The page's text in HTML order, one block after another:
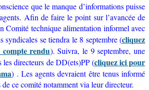
que le manque d’informations puisse
Afin de faire le point sur l’avancée de
Comité technique alimentation informel avec
syndicales se tiendra le 8 septembre (cliquez
rendu). Suivra, le 9 septembre, une
les directeurs de DD(ets)PP (cliquez ici pour
) . Les agents devraient être tenus informé
ce comité notamment via leur directeur.